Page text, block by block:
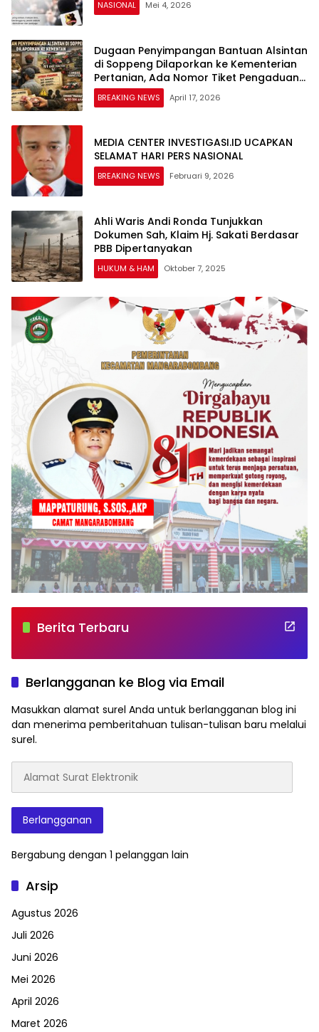
NASIONAL Mei 4, 2026
Dugaan Penyimpangan Bantuan Alsintan
di Soppeng Dilaporkan ke Kementerian
Pertanian, Ada Nomor Tiket Pengaduan
Resmi
BREAKING NEWS April 17, 2026
MEDIA CENTER INVESTIGASI.ID UCAPKAN
SELAMAT HARI PERS NASIONAL
BREAKING NEWS Februari 9, 2026
Ahli Waris Andi Ronda Tunjukkan
Dokumen Sah, Klaim Hj. Sakati Berdasar
PBB Dipertanyakan
HUKUM & HAM Oktober 7, 2025
Berita Terbaru
Berlangganan ke Blog via Email
Masukkan alamat surel Anda untuk berlangganan blog ini
dan menerima pemberitahuan tulisan-tulisan baru melalui
surel.
Surat
Berlangganan
Bergabung dengan 1 pelanggan lain
Arsip
Agustus 2026
Juli 2026
Juni 2026
Mei 2026
April 2026
Maret 2026